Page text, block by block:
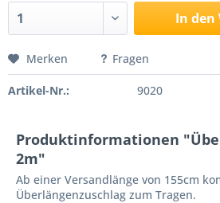
In den
Merken Fragen
Artikel-Nr.: 9020
Produktinformationen
2m"
Ab einer Versandlänge von 155cm
Überlängenzuschlag zum Tragen.